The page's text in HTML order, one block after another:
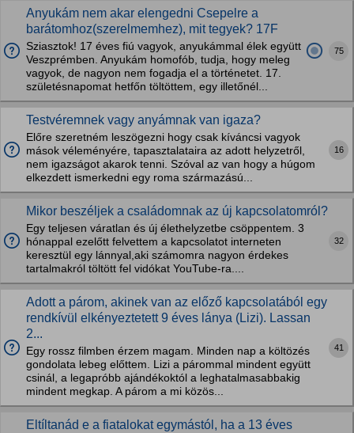
Anyukám nem akar elengedni Csepelre a
barátomhoz(szerelmemhez), mit tegyek? 17F
Sziasztok! 17 éves fiú vagyok, anyukámmal élek együtt
Veszprémben. Anyukám homofób, tudja, hogy meleg
vagyok, de nagyon nem fogadja el a történetet. 17.
születésnapomat hetfőn töltöttem, egy illetőnél...
75
Testvéremnek vagy anyámnak van igaza?
Előre szeretném leszögezni hogy csak kíváncsi vagyok
mások véleményére, tapasztalataira az adott helyzetről,
nem igazságot akarok tenni. Szóval az van hogy a húgom
elkezdett ismerkedni egy roma származású...
16
Mikor beszéljek a családomnak az új kapcsolatomról?
Egy teljesen váratlan és új élethelyzetbe csöppentem. 3
hónappal ezelőtt felvettem a kapcsolatot interneten
keresztül egy lánnyal,aki számomra nagyon érdekes
tartalmakról töltött fel vidókat YouTube-ra....
32
Adott a párom, akinek van az előző kapcsolatából egy
rendkívül elkényeztetett 9 éves lánya (Lizi). Lassan
2...
Egy rossz filmben érzem magam. Minden nap a költözés
gondolata lebeg előttem. Lizi a párommal mindent együtt
csinál, a legapróbb ajándékoktól a leghatalmasabbakig
mindent megkap. A párom a mi közös...
41
Eltíltanád e a fiatalokat egymástól, ha a 13 éves